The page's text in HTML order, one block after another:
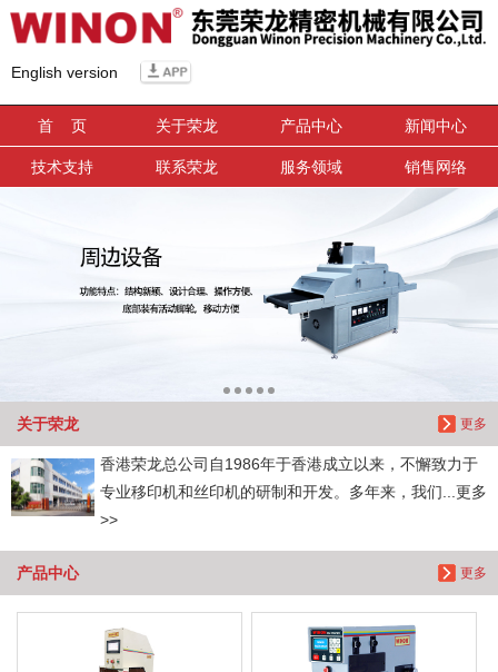
English version
首 页 关于荣龙 产品中心 新闻中心
技术支持 联系荣龙 服务领域 销售网络
更多
关于荣龙
香港荣龙总公司自1986年于香港成立以来，不懈致力于
专业移印机和丝印机的研制和开发。多年来，我们...更多
>>
更多
产品中心
信息搜索
搜索